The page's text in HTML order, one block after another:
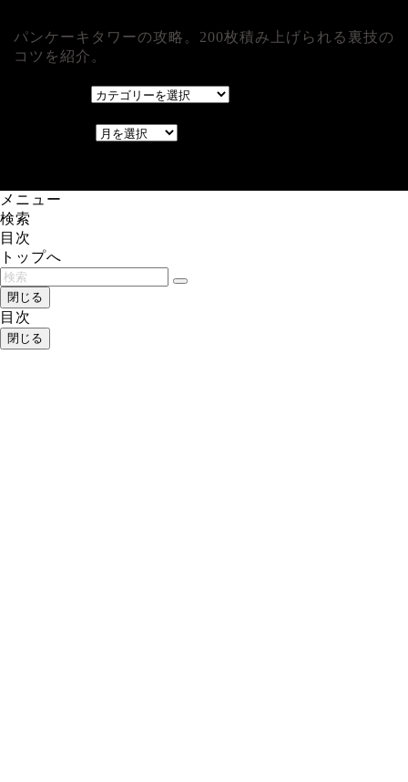
パンケーキタワーの攻略。200枚積み上げられる裏技の
コツを紹介。
メニュー
検索
目次
トップへ
閉じる
目次
閉じる